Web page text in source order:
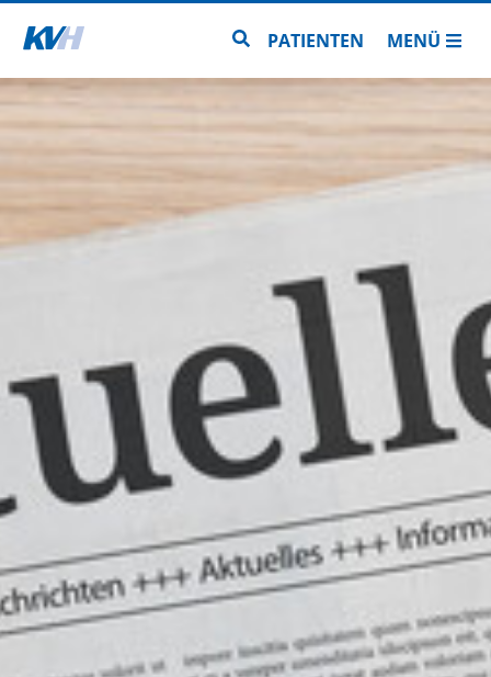
Zur Startseite Zur Seitensuche
PATIENTEN MENÜ